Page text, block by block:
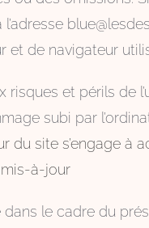
et de navigateur
et périls de
subi par
du site s’engage
à-jour
le cadre du